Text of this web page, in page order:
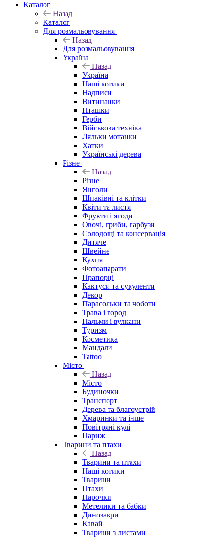
Каталог
Назад
Каталог
Для розмальовування
Назад
Для розмальовування
Україна
Назад
Україна
Наші котики
Надписи
Витинанки
Пташки
Герби
Військова техніка
Ляльки мотанки
Хатки
Українські дерева
Різне
Назад
Різне
Янголи
Шпаківні та клітки
Квіти та листя
Фрукти і ягоди
Овочі, гриби, гарбузи
Солодощі та консервація
Дитяче
Швейне
Кухня
Фотоапарати
Прапорці
Кактуси та сукуленти
Декор
Парасольки та чоботи
Трава і город
Пальми і вулкани
Туризм
Косметика
Мандали
Tattoo
Місто
Назад
Місто
Будиночки
Транспорт
Дерева та благоустрій
Хмаринки та інше
Повітряні кулі
Париж
Тварини та птахи
Назад
Тварини та птахи
Наші котики
Тварини
Птахи
Парочки
Метелики та бабки
Динозаври
Кавай
Тварини з листами